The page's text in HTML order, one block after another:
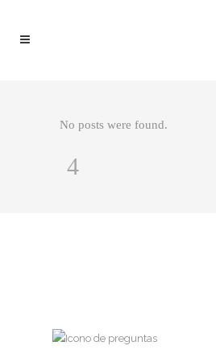
No posts were found.